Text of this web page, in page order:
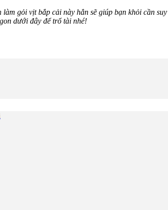
gỏi vịt bắp cải này hẳn sẽ giúp bạn khỏi cần
dưới đây để trổ tài nhé!